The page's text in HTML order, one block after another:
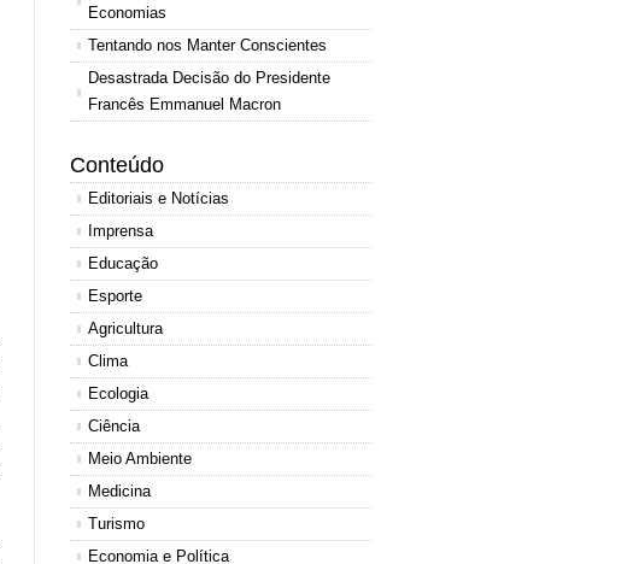
Economias
Tentando nos Manter Conscientes
Desastrada Decisão do Presidente
Francês Emmanuel Macron
Conteúdo
Editoriais e Notícias
Imprensa
Educação
Esporte
Agricultura
Clima
Ecologia
Ciência
Meio Ambiente
Medicina
Turismo
Economia e Política